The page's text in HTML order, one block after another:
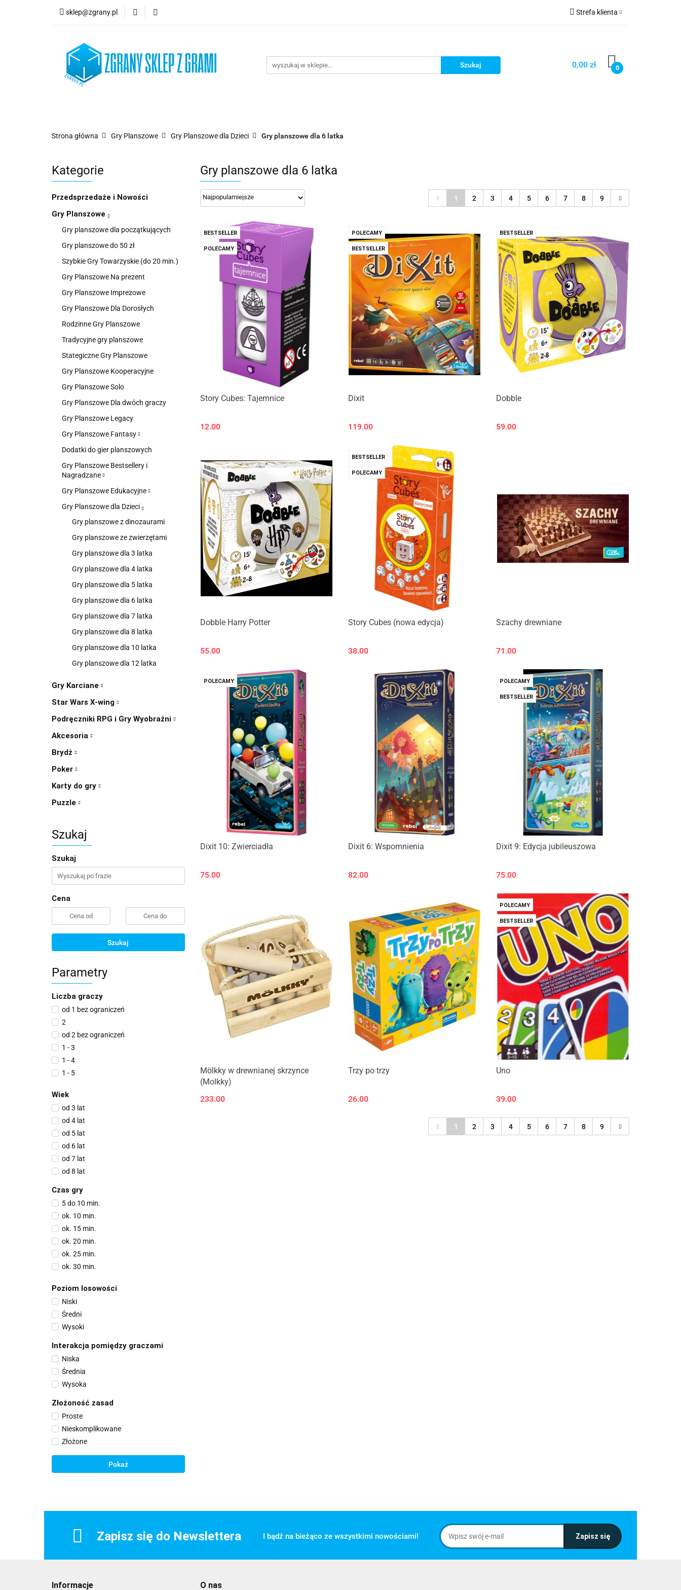
sklep@zgrany.pl Strefa klienta
Zarejestruj się
Dodaj zgłoszenie
0,00 zł 0
Nowości
Brydż, Poker i Karty do Gry
Strona główna Gry Planszowe Gry Planszowe dla Dzieci Gry planszowe dla 6 latka
Kategorie
Przedsprzedaże i Nowości
Gry Planszowe
Gry planszowe dla początkujących
Gry planszowe do 50 zł
Szybkie Gry Towarzyskie (do 20 min.)
Gry Planszowe Na prezent
Gry Planszowe Imprezowe
Gry Planszowe Dla Dorosłych
Rodzinne Gry Planszowe
Tradycyjne gry planszowe
Stategiczne Gry Planszowe
Gry Planszowe Kooperacyjne
Gry Planszowe Solo
Gry Planszowe Dla dwóch graczy
Gry Planszowe Legacy
Gry Planszowe Fantasy
Dodatki do gier planszowych
Gry Planszowe Bestsellery i
Nagradzane
Gry Planszowe Edukacyjne
Gry Planszowe dla Dzieci
Gry planszowe z dinozaurami
Gry planszowe ze zwierzętami
Gry planszowe dla 3 latka
Gry planszowe dla 4 latka
Gry planszowe dla 5 latka
Gry planszowe dla 6 latka
Gry planszowe dla 7 latka
Gry planszowe dla 8 latka
Gry planszowe dla 10 latka
Gry planszowe dla 12 latka
Gry Karciane
Star Wars X-wing
Podręczniki RPG i Gry Wyobraźni
Akcesoria
Brydż
Poker
Karty do gry
Puzzle
Szukaj
Szukaj
Cena
Szukaj
Parametry
Liczba graczy
od 1 bez ograniczeń
2
od 2 bez ograniczeń
1 - 3
1 - 4
1 - 5
2 - 4
2 - 5
2 - 6
2 - 7
2 - 8
2 - 10
3 - 6
3 - 10
3 - 12
Wiek
od 3 lat
od 4 lat
od 5 lat
od 6 lat
od 7 lat
od 8 lat
Czas gry
5 do 10 min.
ok. 10 min.
ok. 15 min.
ok. 20 min.
ok. 25 min.
ok. 30 min.
30 - 45 min.
ok. 60 min.
Poziom losowości
Niski
Średni
Wysoki
Interakcja pomiędzy graczami
Niska
Średnia
Wysoka
Złożoność zasad
Proste
Nieskomplikowane
Złożone
Pokaż
Gry planszowe dla 6 latka
1 2 3 4 5 6 7 8 9
BESTSELLER
POLECAMY
Story Cubes: Tajemnice
12.00
POLECAMY
BESTSELLER
Dixit
119.00
BESTSELLER
Dobble
59.00
Dobble Harry Potter
55.00
BESTSELLER
POLECAMY
Story Cubes (nowa edycja)
38.00
Szachy drewniane
71.00
POLECAMY
Dixit 10: Zwierciadła
75.00
Dixit 6: Wspomnienia
82.00
POLECAMY
BESTSELLER
Dixit 9: Edycja jubileuszowa
75.00
Mölkky w drewnianej skrzynce
(Molkky)
233.00
Trzy po trzy
26.00
POLECAMY
BESTSELLER
Uno
39.00
1 2 3 4 5 6 7 8 9
Zapisz się do Newslettera I bądź na bieżąco ze wszystkimi nowościami!
Informacje O nas